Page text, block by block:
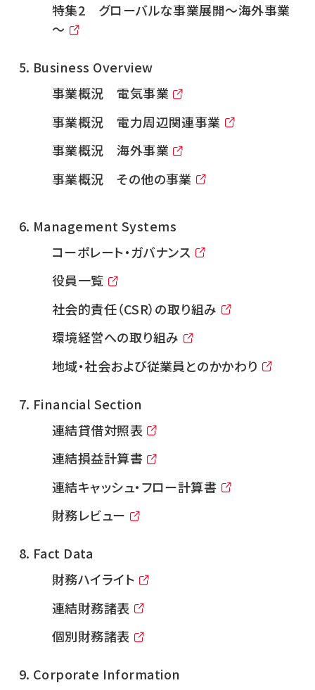
特集2 グローバルな事業展開～海外事業
～
Business Overview
事業概況 電気事業
事業概況 電力周辺関連事業
事業概況 海外事業
事業概況 その他の事業
Management Systems
コーポレート・ガバナンス
役員一覧
社会的責任（CSR）の取り組み
環境経営への取り組み
地域・社会および従業員とのかかわり
Financial Section
連結貸借対照表
連結損益計算書
連結キャッシュ・フロー計算書
財務レビュー
Fact Data
財務ハイライト
連結財務諸表
個別財務諸表
Corporate Information